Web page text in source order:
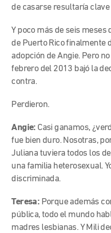
de casarse resultaría
Y poco más de seis
de Puerto Rico finalmente
adopción de Angie. Pero
febrero del 2013 bajó la
contra.
Perdieron.
Angie: Casi ganamos,
fue bien duro. Nosotras,
Juliana tuviera todos los
una familia heterosexual.
discriminada.
Teresa: Porque además
pública, todo el mundo
madres lesbianas. Y Mili